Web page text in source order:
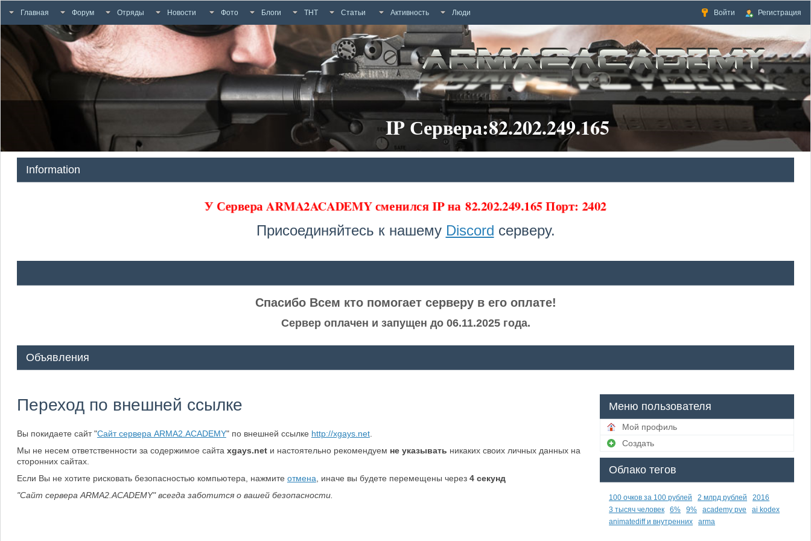
Главная Форум Отряды Новости Фото Блоги ТНТ Статьи Активность Люди Войти Регистрация
IP Сервера:82.202.249.165
Information
У Сервера ARMA2ACADEMY сменился IP на82.202.249.165 Порт: 2402
Присоединяйтесь к нашему Discord серверу.
Спасибо Всем кто помогает серверу в его оплате!
Сервер оплачен и запущен до 06.11.2025 года.
Объявления
Переход по внешней ссылке
Вы покидаете сайт "Сайт сервера ARMA2.ACADEMY" по внешней ссылке http://xgays.net.
Мы не несем ответственности за содержимое сайта xgays.netи настоятельно рекомендуем не указывать никаких своих личных данных на
сторонних сайтах.
Если Вы не хотите рисковать безопасностью компьютера, нажмите отмена , иначе вы будете перемещены через 4секунд
"Сайт сервера ARMA2.ACADEMY" всегда заботится о вашей безопасности.
Меню пользователя
Мой профиль
Создать
Облако тегов
100 очков за 100 рублей 2 млрд рублей
2016
3 тысяч человек
6% 9% academy pve
ai kodex
animatediff и внутренних
arma